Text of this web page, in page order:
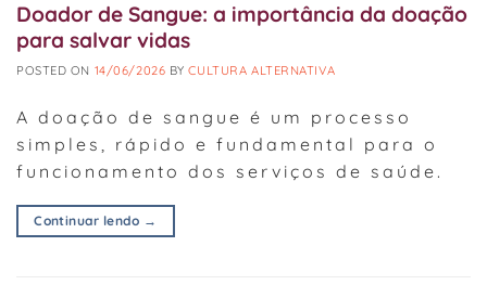
Doador de Sangue: a importância da doação
para salvar vidas
POSTED ON 14/06/2026 BYCULTURA ALTERNATIVA
A doação de sangue é um processo
simples, rápido e fundamental para o
funcionamento dos serviços de saúde.
Continuar lendo →